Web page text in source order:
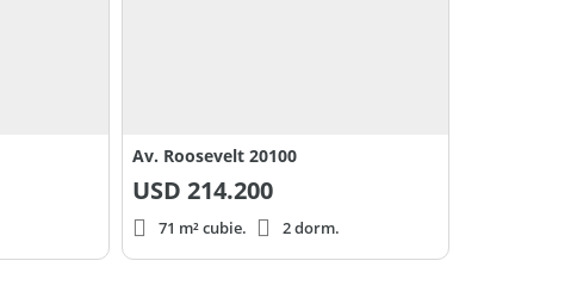
Av. Roosevelt 20100
USD 214.200
71 m² cubie. 2 dorm.